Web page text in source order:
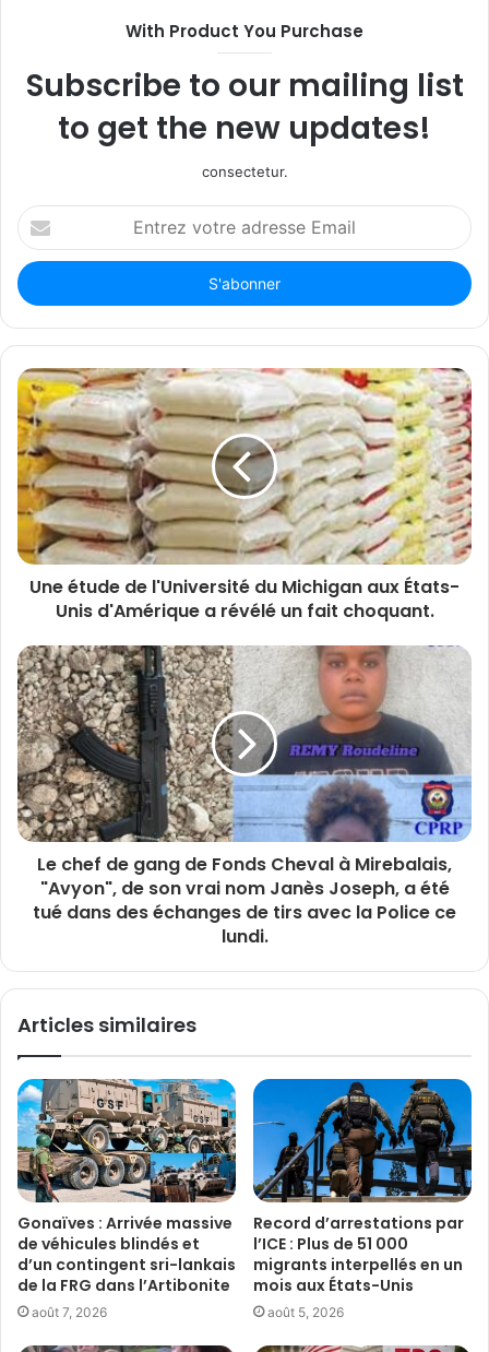
With Product You Purchase
Subscribe to our mailing list
to get the new updates!
consectetur.
Entrez
votre
adresse
Email
Une étude de l'Université du Michigan aux États-
Unis d'Amérique a révélé un fait choquant.
Le chef de gang de Fonds Cheval à Mirebalais,
"Avyon", de son vrai nom Janès Joseph, a été
tué dans des échanges de tirs avec la Police ce
lundi.
Articles similaires
Gonaïves : Arrivée massive
de véhicules blindés et
d’un contingent sri-lankais
de la FRG dans l’Artibonite
août 7, 2026
Record d’arrestations par
l’ICE : Plus de 51 000
migrants interpellés en un
mois aux États-Unis
août 5, 2026